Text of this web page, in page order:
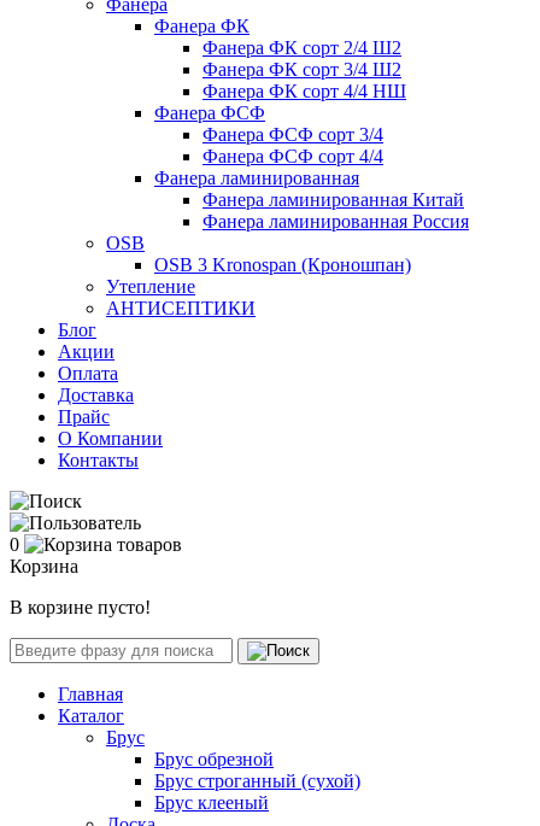
Фанера
Фанера ФК
Фанера ФК сорт 2/4 Ш2
Фанера ФК сорт 3/4 Ш2
Фанера ФК сорт 4/4 НШ
Фанера ФСФ
Фанера ФСФ сорт 3/4
Фанера ФСФ сорт 4/4
Фанера ламинированная
Фанера ламинированная Китай
Фанера ламинированная Россия
OSB
OSB 3 Kronospan (Кроношпан)
Утепление
АНТИСЕПТИКИ
Блог
Акции
Оплата
Доставка
Прайс
О Компании
Контакты
0
Корзина
В корзине пусто!
Главная
Каталог
Брус
Брус обрезной
Брус строганный (сухой)
Брус клееный